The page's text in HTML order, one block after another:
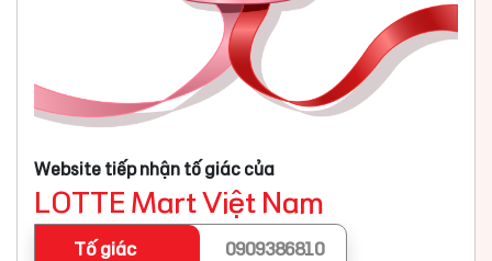
Website tiếp nhận tố giác của
LOTTE Mart Việt Nam
Tố giác 0909386810